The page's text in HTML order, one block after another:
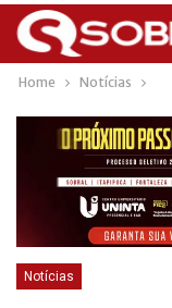
Home Notícias
Notícias